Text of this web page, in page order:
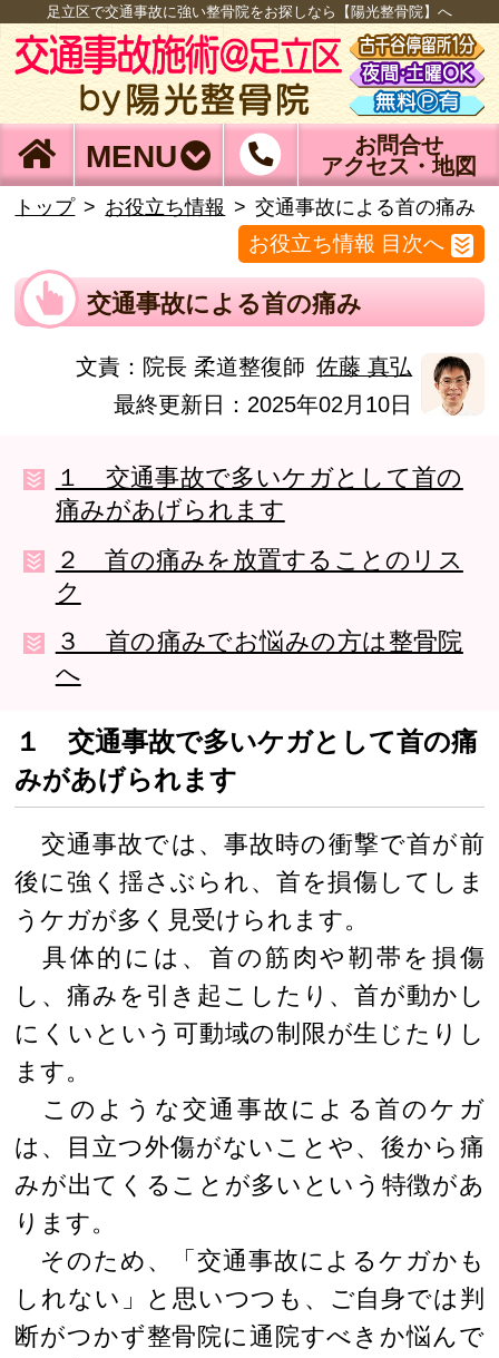
足立区で交通事故に強い整骨院をお探しなら【陽光整骨院】へ
MENU
お問合せ
アクセス・地図
トップ お役立ち情報 交通事故による首の痛み
お役立ち情報 目次へ
交通事故による首の痛み
文責： 院長 柔道整復師 佐藤 真弘
最終更新日：2025年02月10日
１ 交通事故で多いケガとして首の
痛みがあげられます
２ 首の痛みを放置することのリス
ク
３ 首の痛みでお悩みの方は整骨院
へ
１ 交通事故で多いケガとして首の痛
みがあげられます
交通事故では、事故時の衝撃で首が前
後に強く揺さぶられ、首を損傷してしま
うケガが多く見受けられます。
具体的には、首の筋肉や靭帯を損傷
し、痛みを引き起こしたり、首が動かし
にくいという可動域の制限が生じたりし
ます。
このような交通事故による首のケガ
は、目立つ外傷がないことや、後から痛
みが出てくることが多いという特徴があ
ります。
そのため、「交通事故によるケガかも
しれない」と思いつつも、ご自身では判
断がつかず整骨院に通院すべきか悩んで